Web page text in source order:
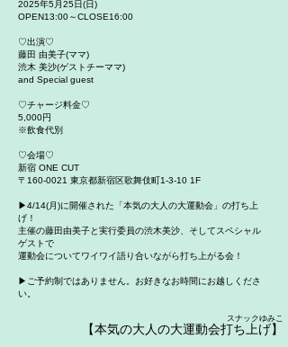
2025年5月25日(日)
OPEN13:00～CLOSE16:00
♡出演♡
藤田 由美子(ママ)
渋木 美沙(ゲストチーママ)
and Special guest
♡チャージ料金♡
5,000円
※飲食代別
♡会場♡
新宿 ONE CUT
〒160-0021 東京都新宿区歌舞伎町1-3-10 1F
▶︎4/14(月)に開催された「本気の大人の大運動会」の打ち上
げ！
主催の藤田由美子と実行委員の渋木美沙、そしてスペシャル
ゲストで
運動会についてワイワイ語り合いながら打ち上がる会！
​▶︎ご予約制ではありません。お好きなお時間にお越しくださ
い。
スナックゆみこ
【本気の大人の大運動会打ち上げ】